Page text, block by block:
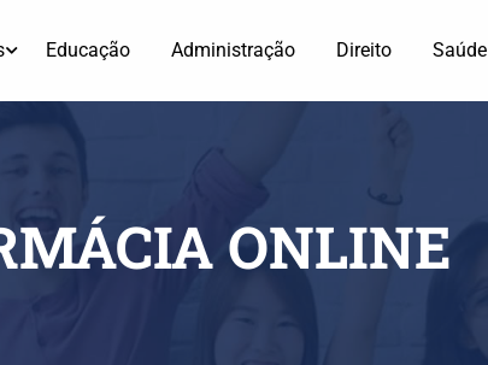
Educação Administração Direito Saúde
ONLINE